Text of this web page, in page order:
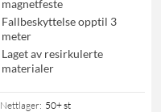
magnetfeste
Fallbeskyttelse opptil 3
meter
Laget av resirkulerte
materialer
Nettlager: 50+ st